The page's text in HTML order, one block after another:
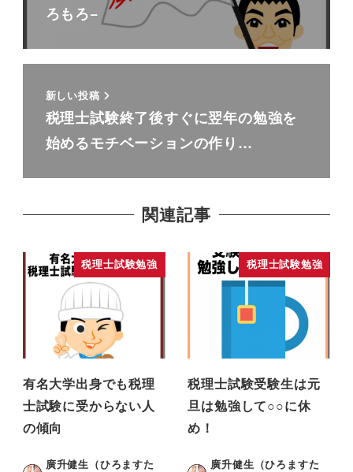
ろもろ−
新しい投稿
税理士試験終了後すぐに翌年の勉強を
始めるモチベーションの作り…
関連記事
税理士試験勉強
有名大学出身でも税理
士試験に受からない人
の傾向
廣升健生（ひろますた
税理士試験勉強
税理士試験受験生は元
旦は勉強して○○に休
め！
廣升健生（ひろますた